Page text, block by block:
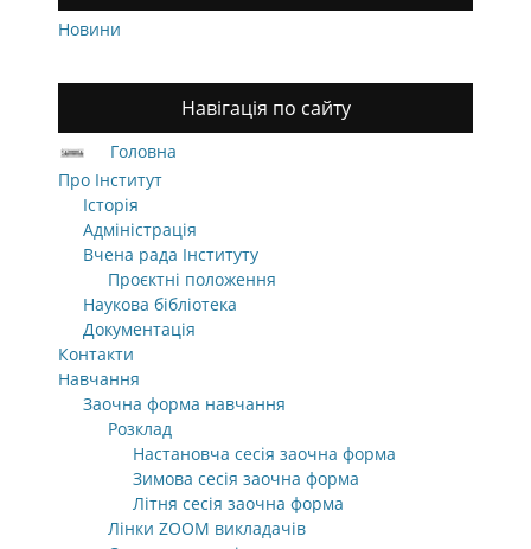
Новини
Навігація по сайту
Головна
Про Інститут
Історія
Адміністрація
Вчена рада Інституту
Проєктні положення
Наукова бібліотека
Документація
Контакти
Навчання
Заочна форма навчання
Розклад
Настановча сесія заочна форма
Зимова сесія заочна форма
Літня сесія заочна форма
Лінки ZOOM викладачів